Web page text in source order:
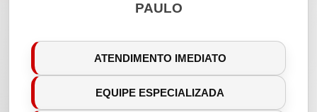
PAULO
ATENDIMENTO IMEDIATO
EQUIPE ESPECIALIZADA